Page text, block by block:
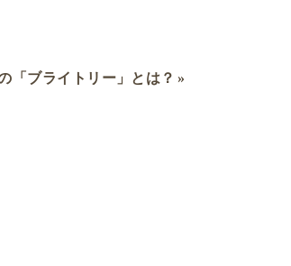
「ブライトリー」とは？